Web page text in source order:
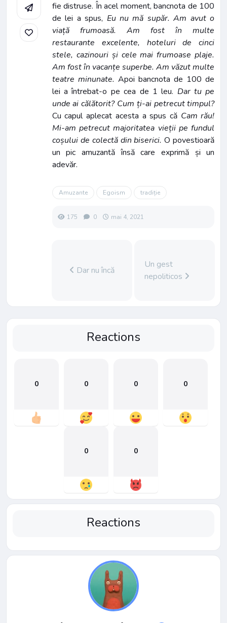
fie distruse. În acel moment, bancnota de 100
de lei a spus, Eu nu mă supăr. Am avut o
viață frumoasă. Am fost în multe
restaurante excelente, hoteluri de cinci
stele, cazinouri și cele mai frumoase plaje.
Am fost în vacanțe superbe. Am văzut multe
teatre minunate. Apoi bancnota de 100 de
lei a întrebat-o pe cea de 1 leu. Dar tu pe
unde ai călătorit? Cum ți-ai petrecut timpul?
Cu capul aplecat acesta a spus căCam rău!
Mi-am petrecut majoritatea vieții pe fundul
coșului de colectă din biserici. O povestioară
un pic amuzantă însă care exprimă și un
adevăr.
Amuzante Egoism tradiție
175 0 mai 4, 2021
Dar nu încă
Un gest
nepoliticos
Reactions
0 0 0 0
0 0
Reactions